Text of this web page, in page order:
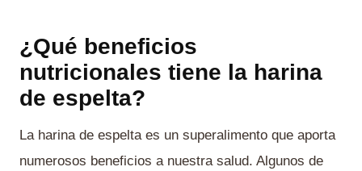
¿Qué beneficios
nutricionales tiene la harina
de espelta?
La harina de espelta es un superalimento que aporta
numerosos beneficios a nuestra salud. Algunos de